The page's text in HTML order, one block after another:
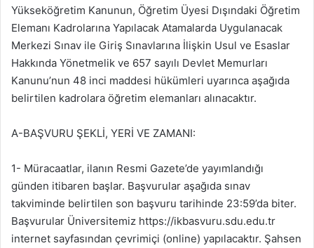
Yükseköğretim Kanunun, Öğretim Üyesi Dışındaki Öğretim
Elemanı Kadrolarına Yapılacak Atamalarda Uygulanacak
Merkezi Sınav ile Giriş Sınavlarına İlişkin Usul ve Esaslar
Hakkında Yönetmelik ve 657 sayılı Devlet Memurları
Kanunu’nun 48 inci maddesi hükümleri uyarınca aşağıda
belirtilen kadrolara öğretim elemanları alınacaktır.
A-BAŞVURU ŞEKLİ, YERİ VE ZAMANI:
1- Müracaatlar, ilanın Resmi Gazete’de yayımlandığı
günden itibaren başlar. Başvurular aşağıda sınav
takviminde belirtilen son başvuru tarihinde 23:59’da biter.
Başvurular Üniversitemiz https://ikbasvuru.sdu.edu.tr
internet sayfasından çevrimiçi (online) yapılacaktır. Şahsen